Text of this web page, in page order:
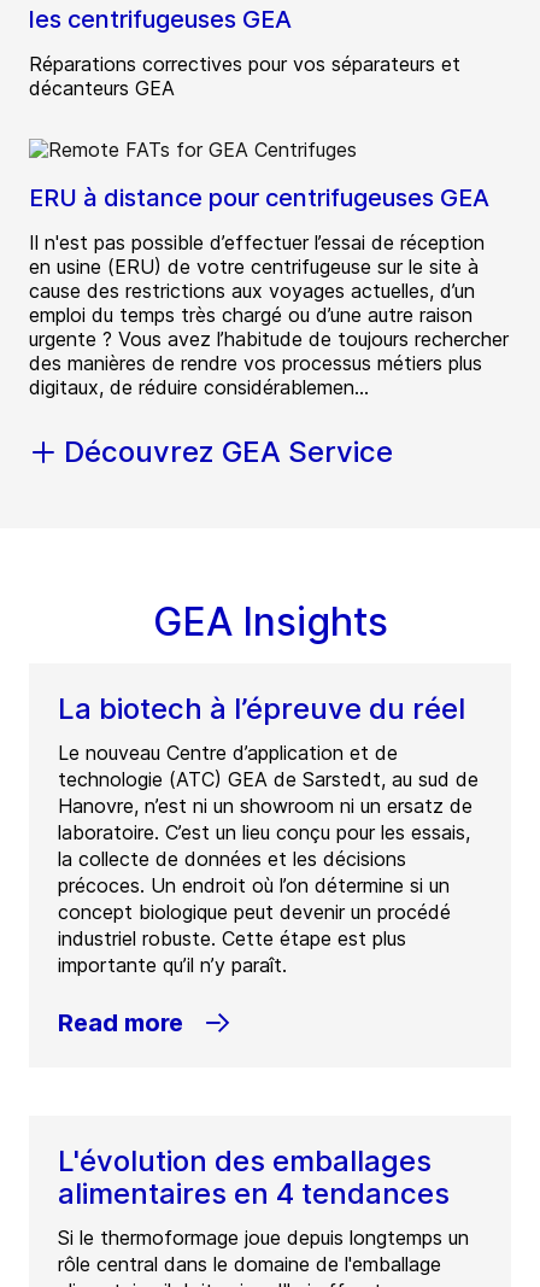
les centrifugeuses GEA
Réparations correctives pour vos séparateurs et
décanteurs GEA
ERU à distance pour centrifugeuses GEA
Il n'est pas possible d’effectuer l’essai de réception
en usine (ERU) de votre centrifugeuse sur le site à
cause des restrictions aux voyages actuelles, d’un
emploi du temps très chargé ou d’une autre raison
urgente ? Vous avez l’habitude de toujours rechercher
des manières de rendre vos processus métiers plus
digitaux, de réduire considérablemen...
Découvrez GEA Service
GEA Insights
La biotech à l’épreuve du réel
Le nouveau Centre d’application et de
technologie (ATC) GEA de Sarstedt, au sud de
Hanovre, n’est ni un showroom ni un ersatz de
laboratoire. C’est un lieu conçu pour les essais,
la collecte de données et les décisions
précoces. Un endroit où l’on détermine si un
concept biologique peut devenir un procédé
industriel robuste. Cette étape est plus
importante qu’il n’y paraît.
Read more
L'évolution des emballages
alimentaires en 4 tendances
Si le thermoformage joue depuis longtemps un
rôle central dans le domaine de l'emballage